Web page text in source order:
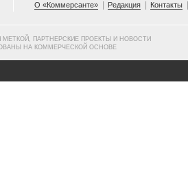
О «Коммерсанте»
Редакция Контакты
МЕТКОЙ, ПАРТНЕРСКИЕ ПРОЕКТЫ И НОВОСТИ
НА КОММЕРЧЕСКОЙ ОСНОВЕ